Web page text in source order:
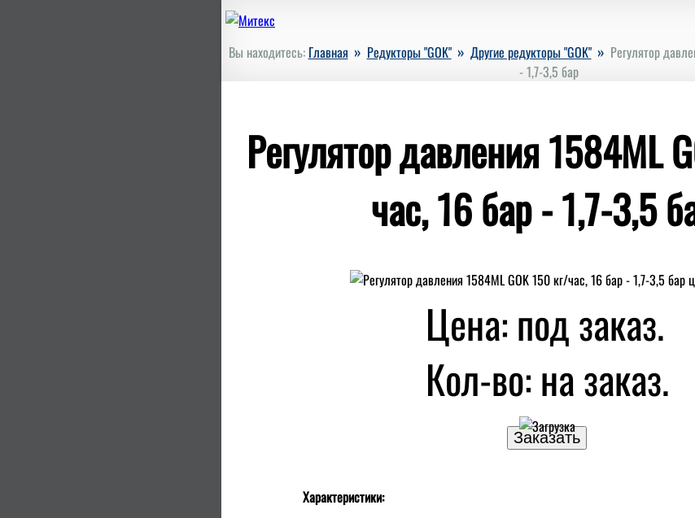
Вы находитесь: Главная » Редукторы "GOK" » Другие редукторы "GOK" » Регулятор
- 1,7-3,5 бар
Регулятор давления 1584ML
час, 16 бар - 1,7-3,5
Цена: под заказ.
Кол-во:на заказ.
Характеристики: